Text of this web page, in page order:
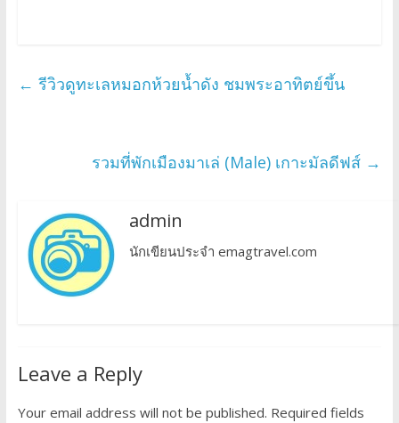
← รีวิวดูทะเลหมอกห้วยน้ำดัง ชมพระอาทิตย์ขึ้น
รวมที่พักเมืองมาเล่ (Male) เกาะมัลดีฟส์ →
admin
นักเขียนประจำ emagtravel.com
Leave a Reply
Your email address will not be published. Required fields